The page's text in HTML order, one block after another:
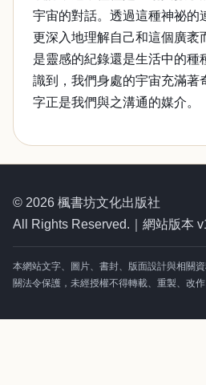
宇宙的對話。透過這種神祕的
更深入地理解自己和這個廣袤
是靈感的紀錄還是生活中的種
識到，我們身處的宇宙充滿著
字正是我們與之溝通的媒介。
© 2026 楓書坊文化出版社
All Rights Reserved.｜網站版本
本網站文字、圖片、書封、版面設計與相關
關法令保護，未經授權不得轉載、重製、改作